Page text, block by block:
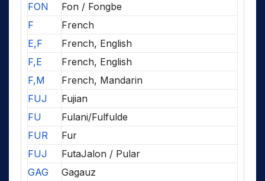
FON
Fon / Fongbe
F
French
E,F
French, English
F,E
French, English
F,M
French, Mandarin
FUJ
Fujian
FU
Fulani/Fulfulde
FUR
Fur
FUJ
FutaJalon / Pular
GAG
Gagauz